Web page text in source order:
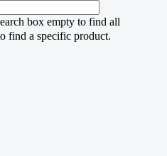
box empty to find all
find a specific product.